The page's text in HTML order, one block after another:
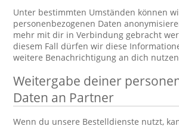
Unter bestimmten Umständen können
personenbezogenen Daten
mehr mit dir in Verbindung gebracht
diesem Fall dürfen wir diese
weitere Benachrichtigung an dich
Weitergabe deiner
Daten an Partner
Wenn du unsere Bestelldienste nutzt,